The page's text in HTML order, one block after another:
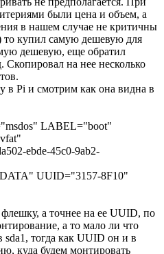
были цена и объем, а
в нашем случае не критичны
то купил самую дешевую для
дешевую, еще обратил
на нее несколько
в Pi и смотрим как она видна в
LABEL="boot"
ebde-45c0-9ab2-
UUID="3157-8F10"
а точнее на ее UUID, по
а то мало ли что
sda1, тогда как UUID он и в
куда будем монтировать